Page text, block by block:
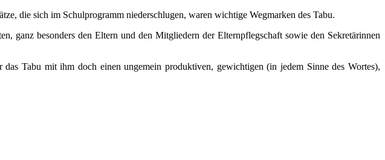
die sich im Schulprogramm niederschlugen, waren wichtige Wegmarken des Tabu.
ganz besonders den Eltern und den Mitgliedern der Elternpflegschaft sowie den Sekretärinnen
Tabu mit ihm doch einen ungemein produktiven, gewichtigen (in jedem Sinne des Wortes),